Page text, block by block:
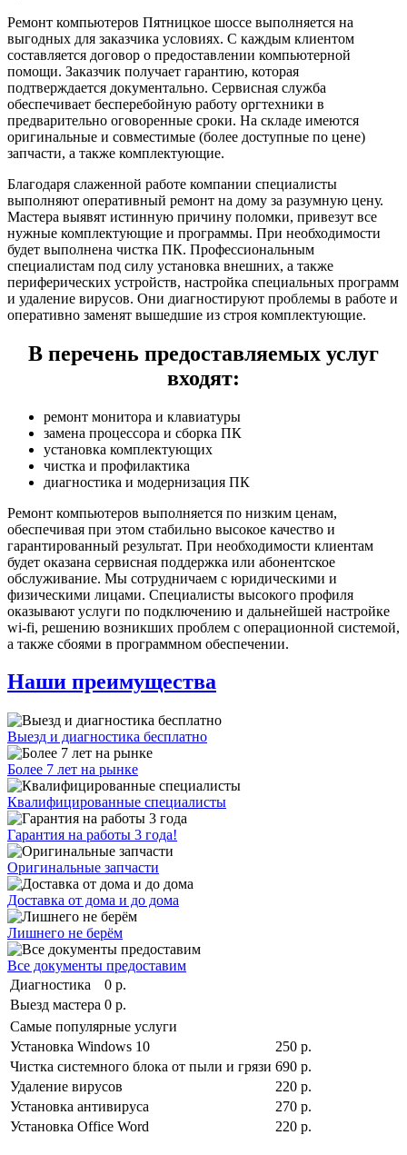
Ремонт компьютеров Пятницкое шоссе выполняется на
выгодных для заказчика условиях. С каждым клиентом
составляется договор о предоставлении компьютерной
помощи. Заказчик получает гарантию, которая
подтверждается документально. Сервисная служба
обеспечивает бесперебойную работу оргтехники в
предварительно оговоренные сроки. На складе имеются
оригинальные и совместимые (более доступные по цене)
запчасти, а также комплектующие.
Благодаря слаженной работе компании специалисты
выполняют оперативный ремонт на дому за разумную цену.
Мастера выявят истинную причину поломки, привезут все
нужные комплектующие и программы. При необходимости
будет выполнена чистка ПК. Профессиональным
специалистам под силу установка внешних, а также
периферических устройств, настройка специальных программ
и удаление вирусов. Они диагностируют проблемы в работе и
оперативно заменят вышедшие из строя комплектующие.
В перечень предоставляемых услуг
входят:
ремонт монитора и клавиатуры
замена процессора и сборка ПК
установка комплектующих
чистка и профилактика
диагностика и модернизация ПК
Ремонт компьютеров выполняется по низким ценам,
обеспечивая при этом стабильно высокое качество и
гарантированный результат. При необходимости клиентам
будет оказана сервисная поддержка или абонентское
обслуживание. Мы сотрудничаем с юридическими и
физическими лицами. Специалисты высокого профиля
оказывают услуги по подключению и дальнейшей настройке
wi-fi, решению возникших проблем с операционной системой,
а также сбоями в программном обеспечении.
Наши преимущества
Выезд и диагностика бесплатно
Более 7 лет на рынке
Квалифицированные специалисты
Гарантия на работы 3 года!
Оригинальные запчасти
Доставка от дома и до дома
Лишнего не берём
Все документы предоставим
Диагностика
0 р.
Выезд мастера 0 р.
Самые популярные услуги
Установка Windows 10
250 р.
Чистка системного блока от пыли и грязи 690 р.
Удаление вирусов
220 р.
Установка антивируса
270 р.
Установка Office Word
220 р.